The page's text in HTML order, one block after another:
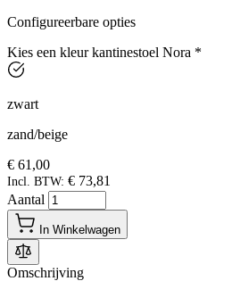
Configureerbare opties
Kies een kleur kantinestoel Nora *
zwart
zand/beige
€ 61,00
Incl. BTW: € 73,81
Aantal
In Winkelwagen
Omschrijving